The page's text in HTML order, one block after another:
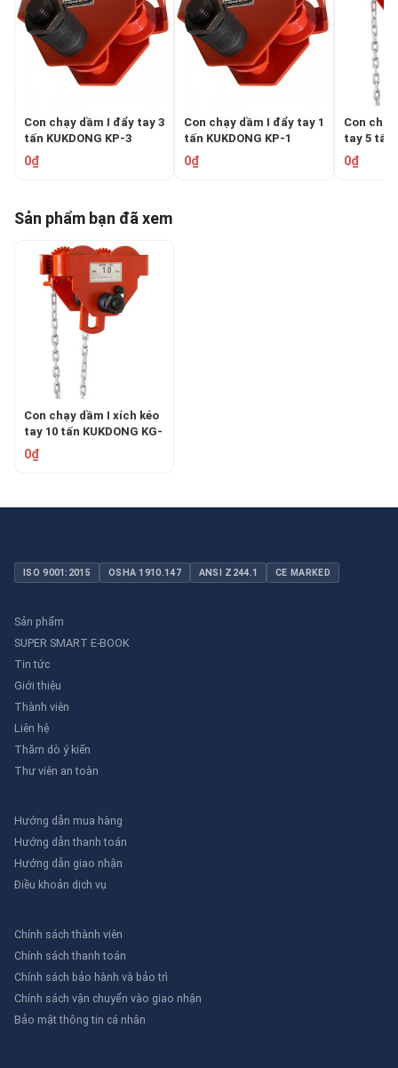
Con chạy dầm I đẩy tay 3
tấn KUKDONG KP-3
0₫
Con chạy dầm I đẩy tay 1
tấn KUKDONG KP-1
0₫
Con
tay 5 tấn
0₫
Sản phẩm bạn đã xem
Con chạy dầm I xích kéo
tay 10 tấn KUKDONG KG-
10
0₫
ISO 9001:2015 OSHA 1910.147 ANSI Z244.1 CE MARKED
Sản phẩm
SUPER SMART E-BOOK
Tin tức
Giới thiệu
Thành viên
Liên hệ
Thăm dò ý kiến
Thư viên an toàn
Hướng dẫn mua hàng
Hướng dẫn thanh toán
Hướng dẫn giao nhận
Điều khoản dịch vụ
Chính sách thành viên
Chính sách thanh toán
Chính sách bảo hành và bảo trì
Chính sách vận chuyển vào giao nhận
Bảo mật thông tin cá nhân